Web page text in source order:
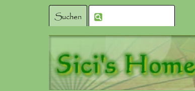
Direkt zum Seiteninhalt
Suchen